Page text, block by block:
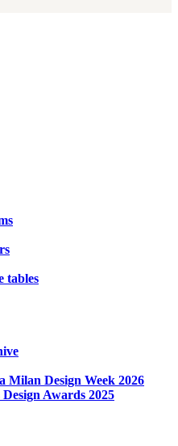
tables
Milan Design Week 2026
Awards 2025